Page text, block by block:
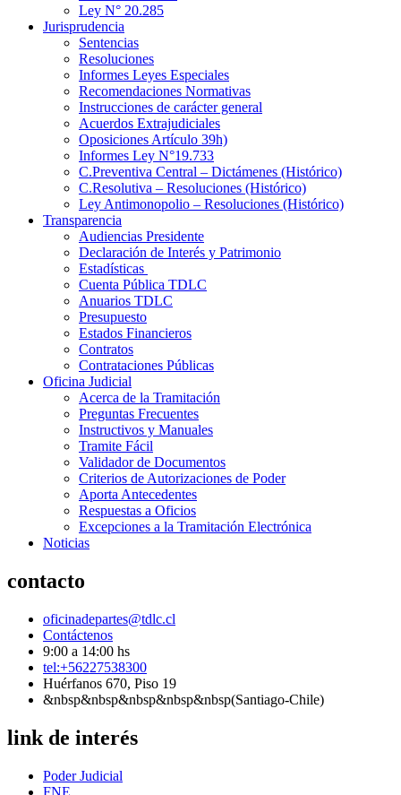
Ley N° 20.285
Jurisprudencia
Sentencias
Resoluciones
Informes Leyes Especiales
Recomendaciones Normativas
Instrucciones de carácter general
Acuerdos Extrajudiciales
Oposiciones Artículo 39h)
Informes Ley N°19.733
C.Preventiva Central – Dictámenes (Histórico)
C.Resolutiva – Resoluciones (Histórico)
Ley Antimonopolio – Resoluciones (Histórico)
Transparencia
Audiencias Presidente
Declaración de Interés y Patrimonio
Estadísticas
Cuenta Pública TDLC
Anuarios TDLC
Presupuesto
Estados Financieros
Contratos
Contrataciones Públicas
Oficina Judicial
Acerca de la Tramitación
Preguntas Frecuentes
Instructivos y Manuales
Tramite Fácil
Validador de Documentos
Criterios de Autorizaciones de Poder
Aporta Antecedentes
Respuestas a Oficios
Excepciones a la Tramitación Electrónica
Noticias
contacto
oficinadepartes@tdlc.cl
Contáctenos
9:00 a 14:00 hs
tel:+56227538300
Huérfanos 670, Piso 19
&nbsp&nbsp&nbsp&nbsp&nbsp(Santiago-Chile)
link de interés
Poder Judicial
FNE